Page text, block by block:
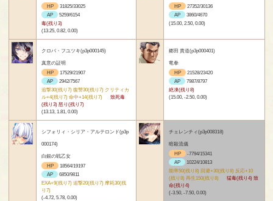
HP
31825/33025
AP
5259/6154
毒(残り3)
(13.25, 0.82, 0.00)
HP
27352/30136
AP
3860/4670
(15.00, 2.50, 0.00)
クロバ・フユツキ(p3p000145)
真意の証明
HP
17529/21907
AP
2942/7567
追撃30(残り7) 復讐30(残り7) クリティカ
ル+4(残り7) 命中+14(残り7)
致死毒
(残り3) 怒り(残り7)
(13.13, 1.81, 0.00)
郷田 貴道(p3p000401)
竜拳
HP
21528/23420
AP
7987/8797
絶凍(残り8)
(15.00, -2.50, 0.00)
シフォリィ・シリア・アルテロンド(p3p
000174)
白銀の戦乙女
HP
18564/19197
AP
6850/9811
EXA+9(残り7) 追撃20(残り7) 摩耗30(残
り7)
(-4.72, 5.78, 0.00)
チェレンチィ(p3p008318)
暗殺流儀
HP
-7794/15341
AP
10224/10813
能率50(残り8) 回避+30(残り8) 反応+10
(残り8) 再生150(残り8)
猛毒(残り4) 致
命(残り4)
(-3.50, -7.50, 0.00)